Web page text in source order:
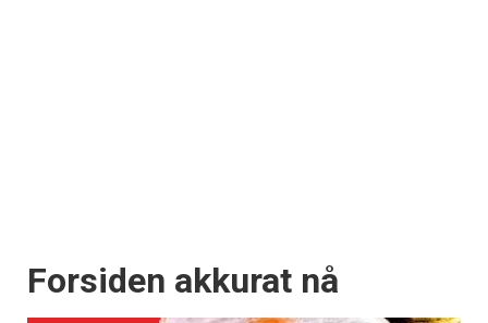
Forsiden akkurat nå